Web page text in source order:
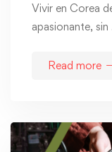
Vivir en Corea
apasionante,
Read more